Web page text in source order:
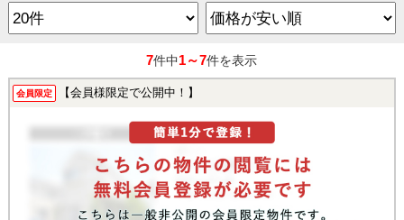
7件中1～7件を表示
会員限定 【会員様限定で公開中！】